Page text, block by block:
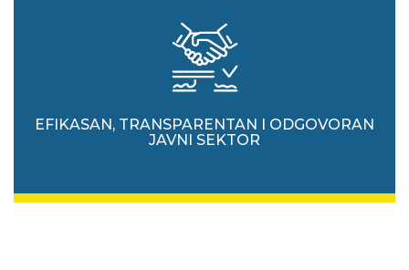
EFIKASAN, TRANSPARENTAN I ODGOVORAN
JAVNI SEKTOR